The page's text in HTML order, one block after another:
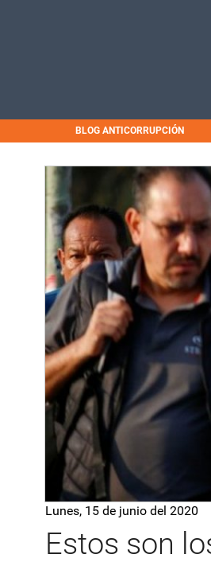
BLOG ANTICORRUPCIÓN
Lunes, 15 de junio del 2020
Estos son